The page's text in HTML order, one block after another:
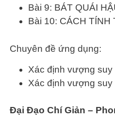
Bài 9: BÁT QUÁI
Bài 10: CÁCH TÍNH
Chuyên đề ứng dụng:
Xác định vượng suy
Xác định vượng
Đại Đạo Chí Giản –